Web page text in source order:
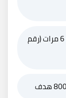
6 مرات (رقم